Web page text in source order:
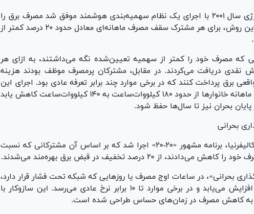
برزیل در جریان بحران شدید انرژی سال ۲۰۰۱ با اجرای یک نظام سهمیه‌بندی هوشمند موفق شد مصرف برق را
حدود ۲۰ درصد کاهش دهد. در این روش، برای هر مشترک سقف مصرف ماهانه‌ای معادل حدود ۲۰ درصد کمتر از
که مصرف خود را کمتر از سهمیه تعیین‌شده نگه می‌داشتند، به ازای هر
نقدی دریافت می‌کردند. در مقابل، مشترکان پرمصرف موظف بودند هزینه
برق پرداخت کنند که در برخی موارد چند برابر تعرفه عادی بود. اجرای این
طرح موجب شد میانگین مصرف ماهانه خانوار‌ها از حدود ۱۸۰ کیلووات‌ساعت به ۱۴۰ کیلووات‌ساعت کاهش یابد
بحران نیز تا سال‌ها حفظ شود.
این گزارش می‌افزاید در ایالت کالیفرنیا، برنامه مشهور «۲۰-۲۰» اجرا شد که بر اساس آن مشترکانی که نسبت
بحرانی»، در ساعات اوج مصرف یا روز‌هایی که شبکه تحت فشار قرار دارد،
تعرفه برق به طور قابل توجهی افزایش می‌یابد و در برخی موارد تا ۱۰ برابر نرخ عادی می‌رسد. این سازوکار با
کاهش مصرف در زمان‌های حساس طراحی شده است.